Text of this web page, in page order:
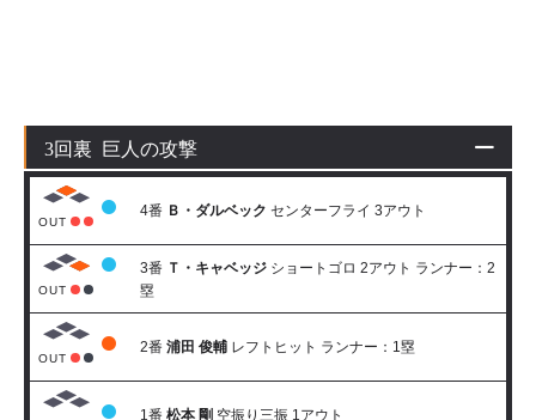
3回裏 巨人の攻撃
OUT
4番 Ｂ・ダルベック センターフライ 3アウト
OUT
3番 Ｔ・キャベッジ ショートゴロ 2アウト ランナー：2
塁
OUT
2番 浦田 俊輔 レフトヒット ランナー：1塁
1番 松本 剛 空振り三振 1アウト